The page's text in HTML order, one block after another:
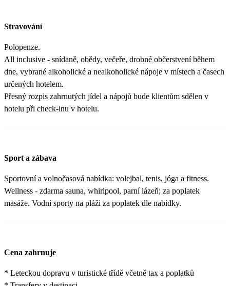
Stravování
Polopenze.
All inclusive - snídaně, obědy, večeře, drobné občerstvení během
dne, vybrané alkoholické a nealkoholické nápoje v místech a časech
určených hotelem.
Přesný rozpis zahrnutých jídel a nápojů bude klientům sdělen v
hotelu při check-inu v hotelu.
Sport a zábava
Sportovní a volnočasová nabídka: volejbal, tenis, jóga a fitness.
Wellness - zdarma sauna, whirlpool, parní lázeň; za poplatek
masáže. Vodní sporty na pláži za poplatek dle nabídky.
Cena zahrnuje
* Leteckou dopravu v turistické třídě včetně tax a poplatků